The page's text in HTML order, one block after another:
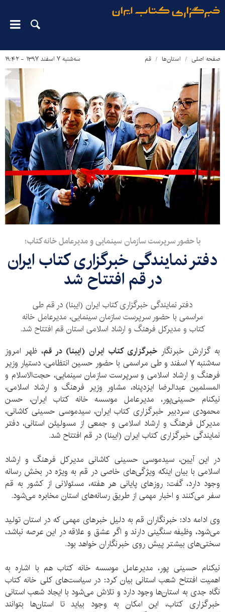
صفحه اصلی استان‌ها قم سه‌شنبه ۷ اسفند ۱۳۹۷ - ۱۹:۴۲
با حضور سرپرست سازمان سینمایی و مدیرعامل خانه کتاب؛
دفتر نمایندگی خبرگزاری کتاب ایران
در قم افتتاح شد
دفتر نمایندگی خبرگزاری کتاب ایران (ایبنا) در قم طی
مراسمی با حضور سرپرست سازمان سینمایی، مدیرعامل خانه
کتاب و مدیرکل فرهنگ و ارشاد اسلامی استان قم افتتاح شد.
به گزارش خبرنگارخبرگزاری کتاب ایران (ایبنا) در قم،ظهر امروز
سه‌شنبه ۷ اسفند و طی مراسمی با حضور حسین انتظامی، دستیار وزیر
فرهنگ و ارشاد اسلامی و سرپرست سازمان سینمایی، حجت‌الاسلام و
المسلمین عبدالرضا ایزدپناه، مشاور وزیر فرهنگ و ارشاد اسلامی،
نیکنام حسینی‌پور، مدیرعامل موسسه خانه کتاب ایران، حسن
محمودی سردبير خبرگزاری کتاب ایران، سیدموسی حسینی کاشانی،
مدیرکل فرهنگ و ارشاد اسلامی و جمعی از مسولیئن استانی، دفتر
نمایندگی خبرگزاری کتاب ایران (ایبنا) در قم افتتاح شد.
در این آیین، سیدموسی حسینی کاشانی مدیرکل فرهنگ و ارشاد
اسلامی با بیان اینکه ویژگی‌های خاصی در قم به ویژه در بخش رسانه
وجود دارد، گفت: روزهای پایانی هر هفته، مسئولانی از کشور به قم
سفر می‌کنند و اخبار مهمی از طریق رسانه‌های استان مخابره می‌شود.
وی ادامه داد: خبرنگاران قم به دلیل خبرهای مهمی که در استان تولید
می‌شود، وظیفه سنگینی دارند و اگر عشق و علاقه در این عرصه نباشد،
سختی‌های بیشتر پیش روی خبرنگاران خواهد بود.
نیکنام حسینی پور، مدیرعامل موسسه خانه کتاب هم با اشاره به
اهمیت افتتاح شعب استانی بیان کرد: در سیاست‌های کلی خانه کتاب
نگاه جدی به استان‌ها وجود دارد و تلاش می‌شود با ایجاد شعب استانی
خبرگزاری کتاب، این امکان به وجود بیاید تا استان‌ها بتوانند